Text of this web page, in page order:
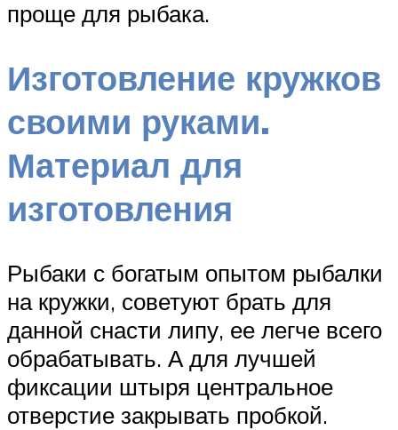
проще для рыбака.
Изготовление кружков
своими руками.
Материал для
изготовления
Рыбаки с богатым опытом рыбалки
на кружки, советуют брать для
данной снасти липу, ее легче всего
обрабатывать. А для лучшей
фиксации штыря центральное
отверстие закрывать пробкой.